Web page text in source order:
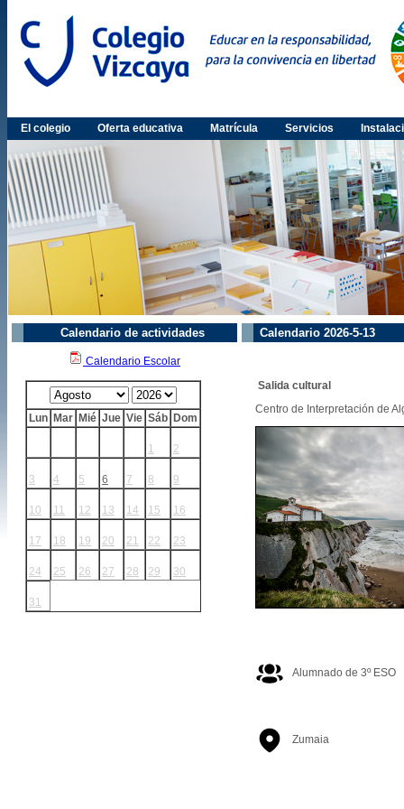
El colegio Oferta educativa Matrícula Servicios
Calendario 2026-5-13
Salida cultural
Centro de Interpretación de
Alumnado de 3º ESO
Zumaia
Calendario de actividades
Calendario Escolar
Lun Mar Mié Jue Vie Sáb Dom
1 2
3 4 5 6 7 8 9
10 11 12 13 14 15 16
17 18 19 20 21 22 23
24 25 26 27 28 29 30
31